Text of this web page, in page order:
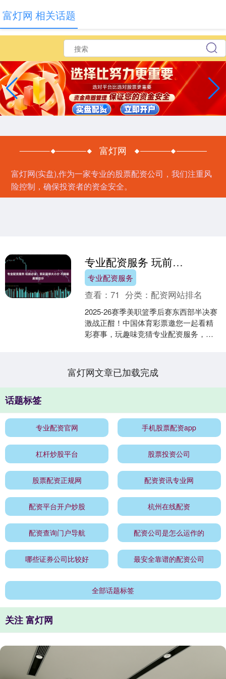
富灯网
富灯网(实盘),作为一家专业的股票配资公司，我们注重风
险控制，确保投资者的资金安全。
富灯网 相关话题
专业配资服务 玩前必读：竞彩篮球大小分 不猜输赢猜总分
专业配资服务
查看：71 分类：配资网站排名
2025-26赛季美职篮季后赛东西部半决赛
激战正酣！中国体育彩票邀您一起看精
彩赛事，玩趣味竞猜专业配资服务，支
富灯网文章已加载完成
话题标签
专业配资官网 手机股票配资app
杠杆炒股平台 股票投资公司
股票配资正规网 配资资讯专业网
配资平台开户炒股 杭州在线配资
配资查询门户导航 配资公司是怎么运作的
哪些证券公司比较好 最安全靠谱的配资公司
全部话题标签
关注 富灯网